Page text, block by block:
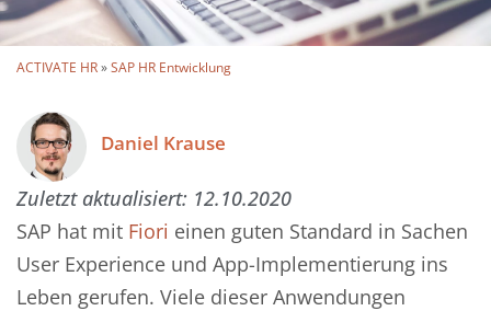
ACTIVATE HR»SAP HR Entwicklung
Daniel Krause
Zuletzt aktualisiert: 12.10.2020
SAP hat mit Fiori einen guten Standard in Sachen
User Experience und App-Implementierung ins
Leben gerufen. Viele dieser Anwendungen